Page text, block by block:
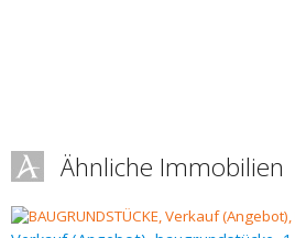
Ähnliche Immobilien